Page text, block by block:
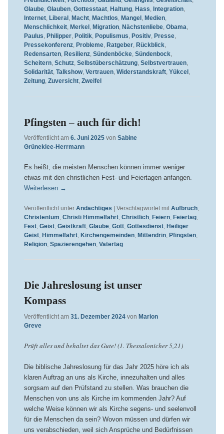
Glaube, Glauben, Gottesstaat, Haltung, Hass, Integration,
Internet, Liberal , Macht, Machtlos, Mangel , Medien,
Menschlichkeit, Merkel , Migration, Nächstenliebe, Obama,
Paulus, Philipper, Politik, Populismus, Positiv, Presse,
Pressekonferenz, Probleme, Ratgeber, Rückblick,
Redensarten, Resilienz, Sündenböcke, Sündenbock,
Scheitern, Schutz, Selbstüberschätzung, Selbstvertrauen,
Solidarität, Talkshow, Vertrauen, Widerstandskraft, Yükcel ,
Zeitung, Zuversicht, Zweifel
Pfingsten – auch für dich!
Veröffentlicht am 6. Juni 2025 von Sabine
Grüneklee-Herrmann
Es heißt, die meisten Menschen können immer weniger
etwas mit den christlichen Fest- und Feiertagen anfangen.
Weiterlesen →
Veröffentlicht unter Andächtiges Verschlagwortet mit Aufbruch,
Christentum, Christi Himmelfahrt, Christlich, Feiern, Feiertag,
Fest, Geist, Geistkraft, Glaube, Gott, Gottesdienst, Heiliger
Geist, Himmelfahrt, Kirchengemeinden, Mittendrin, Pfingsten,
Religion, Spazierengehen, Vatertag
Die Jahreslosung ist unser
Kompass
Veröffentlicht am 31. Dezember 2024 von Marion
Greve
Prüft alles und behaltet das Gute! (1. Thessalonicher 5,21)
Die biblische Jahreslosung für das Jahr 2025 höre ich als
klaren Auftrag an uns als Kirche, innezuhalten und alles
sorgsam auf den Prüfstand zu stellen. Was brauchen die
Menschen von uns als Kirche im kommenden Jahr? Auf
welche Weise können wir als Kirche segens- und seelenvoll
für die Menschen da sein? Wovon müssen und dürfen wir
uns verabschieden, weil sich Ansprüche und Bedürfnissen